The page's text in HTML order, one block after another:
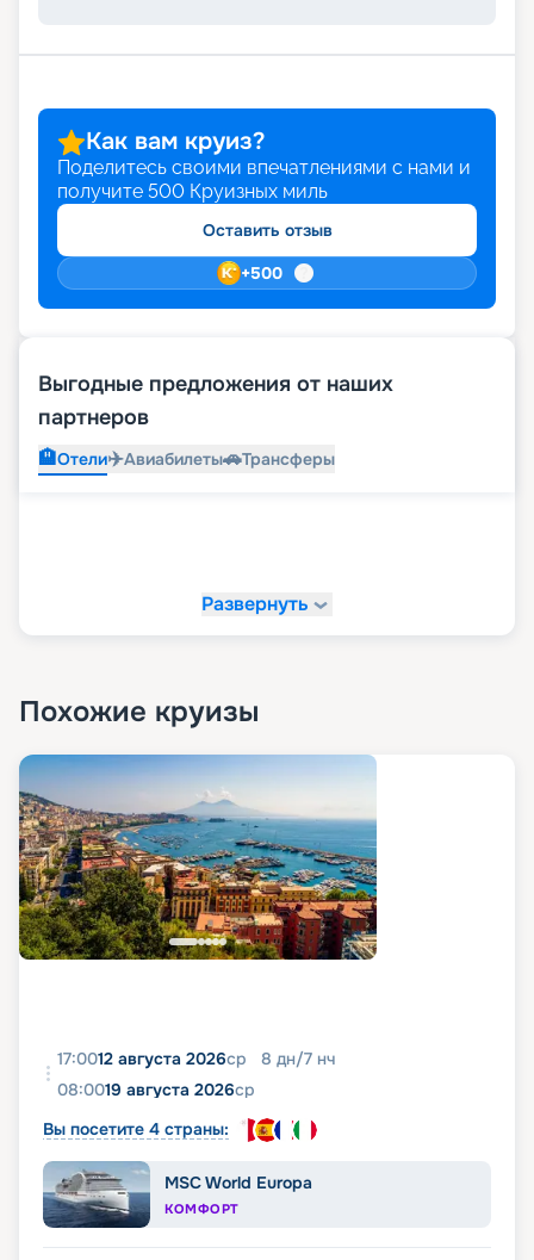
Как вам круиз?
Поделитесь своими впечатлениями с нами и
получите 500 Круизных миль
Оставить отзыв
+500
Выгодные предложения от наших
партнеров
🏨Отели✈️Авиабилеты🚗Трансферы
Развернуть
Похожие круизы
17:0012 августа 2026ср 8 дн/7 нч
08:0019 августа 2026ср
Вы посетите 4 страны:
MSC World Europa
КОМФОРТ